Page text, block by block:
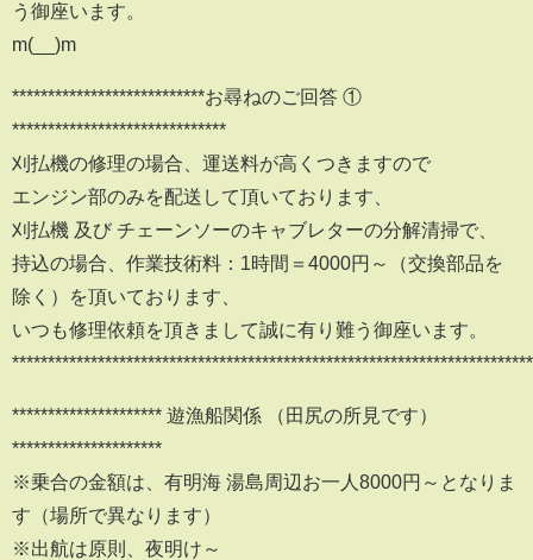
う御座います。
m(__)m
***************************お尋ねのご回答 ①
******************************
刈払機の修理の場合、運送料が高くつきますので
エンジン部のみを配送して頂いております、
刈払機 及び チェーンソーのキャブレターの分解清掃で、
持込の場合、作業技術料：1時間＝4000円～（交換部品を
除く）を頂いております、
いつも修理依頼を頂きまして誠に有り難う御座います。
********************* 遊漁船関係 （田尻の所見です）
*********************
※乗合の金額は、有明海 湯島周辺お一人8000円～となりま
す（場所で異なります）
※出航は原則、夜明け～